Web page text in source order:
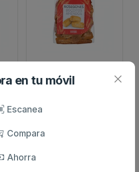
Rosegones pasta de
almendras hacendado
desde
en tu móvil
Escanea
Compara
Ahorra